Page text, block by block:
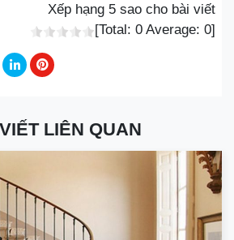
Xếp hạng 5 sao cho bài viết
[Total: 0 Average: 0]
LIÊN QUAN